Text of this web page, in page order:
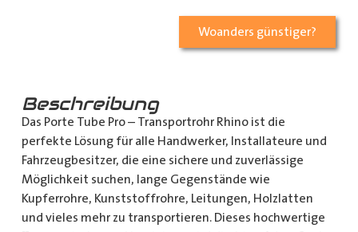
Woanders günstiger?
Beschreibung
Das Porte Tube Pro – Transportrohr Rhino ist die
perfekte Lösung für alle Handwerker, Installateure und
Fahrzeugbesitzer, die eine sichere und zuverlässige
Möglichkeit suchen, lange Gegenstände wie
Kupferrohre, Kunststoffrohre, Leitungen, Holzlatten
und vieles mehr zu transportieren. Dieses hochwertige